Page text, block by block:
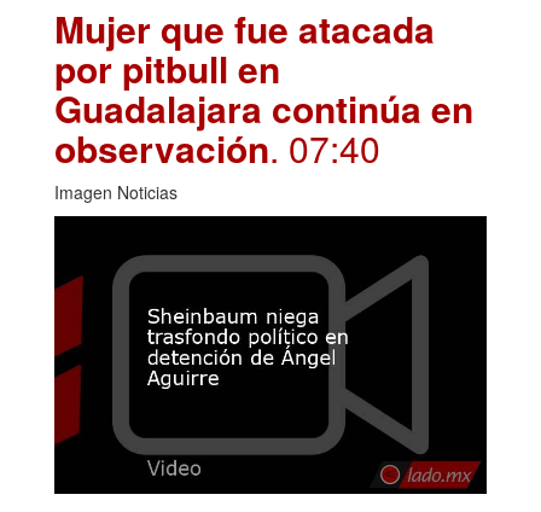
Mujer que fue atacada
por pitbull en
Guadalajara continúa en
observación. 07:40
Imagen Noticias